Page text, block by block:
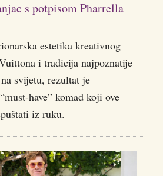
s potpisom Pharrella
estetika kreativnog
i tradicija najpoznatije
svijetu, rezultat je
have” komad koji ove
iz ruku.